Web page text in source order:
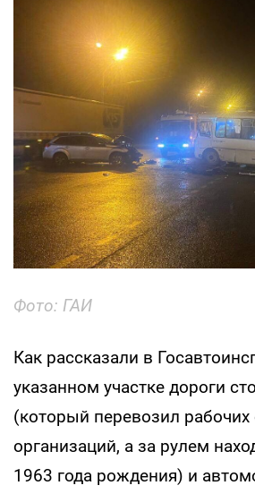
Фото: ГАИ
Как рассказали в
указанном участке дороги
(который перевозил рабочих
организаций, а за рулем
1963 года рождения) и